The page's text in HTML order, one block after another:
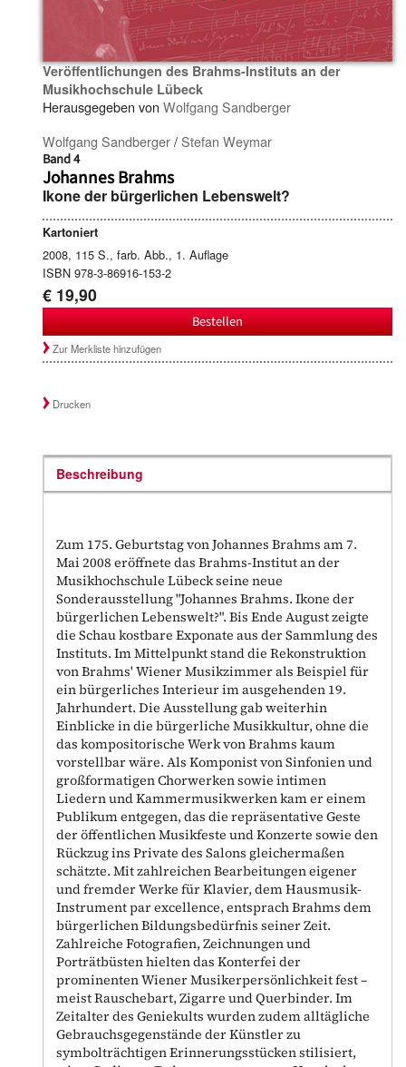
Veröffentlichungen des Brahms-Instituts an der
Musikhochschule Lübeck
Herausgegeben von Wolfgang Sandberger
Wolfgang Sandberger/Stefan Weymar
Band 4
Johannes Brahms
Ikone der bürgerlichen Lebenswelt?
Kartoniert
2008, 115 S., farb. Abb., 1. Auflage
ISBN 978-3-86916-153-2
€ 19,90
Bestellen
Zur Merkliste hinzufügen
Drucken
Beschreibung
Zum 175. Geburtstag von Johannes Brahms am 7.
Mai 2008 eröffnete das Brahms-Institut an der
Musikhochschule Lübeck seine neue
Sonderausstellung "Johannes Brahms. Ikone der
bürgerlichen Lebenswelt?". Bis Ende August zeigte
die Schau kostbare Exponate aus der Sammlung des
Instituts. Im Mittelpunkt stand die Rekonstruktion
von Brahms' Wiener Musikzimmer als Beispiel für
ein bürgerliches Interieur im ausgehenden 19.
Jahrhundert. Die Ausstellung gab weiterhin
Einblicke in die bürgerliche Musikkultur, ohne die
das kompositorische Werk von Brahms kaum
vorstellbar wäre. Als Komponist von Sinfonien und
großformatigen Chorwerken sowie intimen
Liedern und Kammermusikwerken kam er einem
Publikum entgegen, das die repräsentative Geste
der öffentlichen Musikfeste und Konzerte sowie den
Rückzug ins Private des Salons gleichermaßen
schätzte. Mit zahlreichen Bearbeitungen eigener
und fremder Werke für Klavier, dem Hausmusik-
Instrument par excellence, entsprach Brahms dem
bürgerlichen Bildungsbedürfnis seiner Zeit.
Zahlreiche Fotografien, Zeichnungen und
Porträtbüsten hielten das Konterfei der
prominenten Wiener Musikerpersönlichkeit fest –
meist Rauschebart, Zigarre und Querbinder. Im
Zeitalter des Geniekults wurden zudem alltägliche
Gebrauchsgegenstände der Künstler zu
symbolträchtigen Erinnerungsstücken stilisiert,